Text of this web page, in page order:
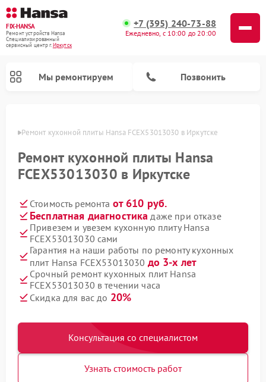
FIX-HANSA
Ремонт устройств Hansa
Специализированный
cервисный центр г.Иркутск
+7 (395) 240-73-88
Ежедневно, с 10:00 до 20:00
Мы ремонтируем Позвонить
Ремонт кухонной плиты Hansa FCEX53013030 в Иркутске
Ремонт кухонной плиты Hansa
FCEX53013030 в Иркутске
Стоимость ремонта от 610 руб.
Бесплатная диагностика даже при отказе
Привезем и увезем кухонную плиту Hansa
FCEX53013030 сами
Гарантия на наши работы по ремонту кухонных
плит Hansa FCEX53013030 до 3-х лет
Срочный ремонт кухонных плит Hansa
FCEX53013030 в течении часа
Скидка для вас до 20%
Консультация со специалистом
Узнать стоимость работ